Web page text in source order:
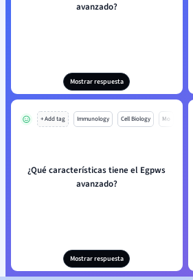
avanzado?
Mostrar respuesta
+ Add tag Immunology Cell Biology Mo
¿Qué características tiene el Egpws
avanzado?
Mostrar respuesta